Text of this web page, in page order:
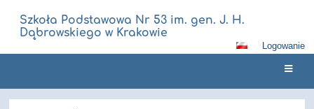
Szkoła Podstawowa Nr 53 im. gen. J. H.
Dąbrowskiego w Krakowie
Logowanie